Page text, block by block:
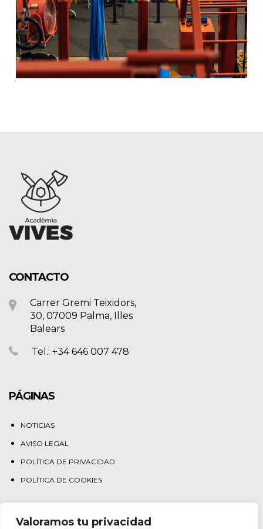
Valoramos tu privacidad
CONTACTO
Carrer Gremi Teixidors,
30, 07009 Palma, Illes
Balears
Tel.: +34 646 007 478
PÁGINAS
NOTICIAS
AVISO LEGAL
POLÍTICA DE PRIVACIDAD
POLÍTICA DE COOKIES